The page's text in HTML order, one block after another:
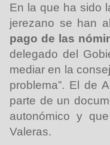
En la que ha sido
jerezano se han
pago de las
delegado del
mediar en la
problema”. El de
parte de un
autonómico y
Valeras.